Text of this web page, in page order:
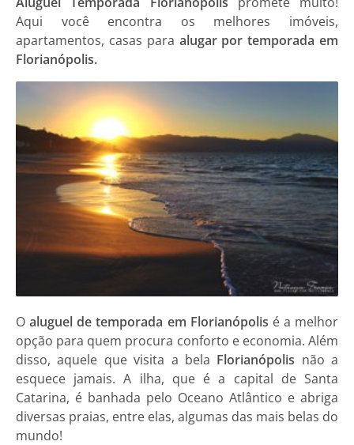
Aqui você encontra os melhores imóveis,
apartamentos, casas para alugar por temporada em
Florianópolis.
O aluguel de temporada em Florianópolis é a melhor
opção para quem procura conforto e economia. Além
disso, aquele que visita a bela Florianópolis não a
esquece jamais. A ilha, que é a capital de Santa
Catarina, é banhada pelo Oceano Atlântico e abriga
diversas praias, entre elas, algumas das mais belas do
mundo!